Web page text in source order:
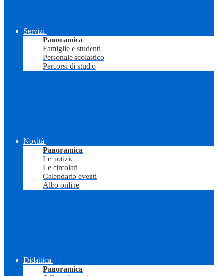
Servizi
Panoramica
Famiglie e studenti
Personale scolastico
Percorsi di studio
Novità
Panoramica
Le notizie
Le circolari
Calendario eventi
Albo online
Didattica
Panoramica